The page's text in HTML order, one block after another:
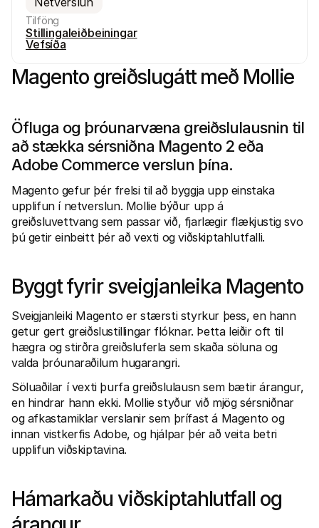
Tilföng
Stillingaleiðbeiningar
Vefsíða
Magento greiðslugátt með Mollie
Öfluga og þróunarvæna greiðslulausnin til
að stækka sérsniðna Magento 2 eða
Adobe Commerce verslun þína.
Magento gefur þér frelsi til að byggja upp einstaka
upplifun í netverslun. Mollie býður upp á
greiðsluvettvang sem passar við, fjarlægir flækjustig svo
þú getir einbeitt þér að vexti og viðskiptahlutfalli.
Byggt fyrir sveigjanleika Magento
Sveigjanleiki Magento er stærsti styrkur þess, en hann
getur gert greiðslustillingar flóknar. Þetta leiðir oft til
hægra og stirðra greiðsluferla sem skaða söluna og
valda þróunaraðilum hugarangri.
Söluaðilar í vexti þurfa greiðslulausn sem bætir árangur,
en hindrar hann ekki. Mollie styður við mjög sérsniðnar
og afkastamiklar verslanir sem þrífast á Magento og
innan vistkerfis Adobe, og hjálpar þér að veita betri
upplifun viðskiptavina.
Hámarkaðu viðskiptahlutfall og
Raðh გუნna
Kynntu þér þróunaraðilaauðlindir og uppfærslur
Bókasöfn
Sameinaðu Mollie við bókasöfn tilbúin til notkunar
Discord samfélag
Skjöl
Um Mollie
Verðlag
Skoðaðu verðskrá okkar
Um okkur
Lærðu meira um sögu okkar og gildi
Starfsferlar
Komdu að vinna með okkur – við
erum að ráða!
Hafa samband
Fyrir kaupendur
Fáðu að vita hvers vegna Mollie er á bankayfirlitinu þínu
Fyrir Mollie viðskiptavini
Hafðu samband við þjónustuverið okkar
Kynntu þér hvernig við getum hjálpað fyrirtæki þínu